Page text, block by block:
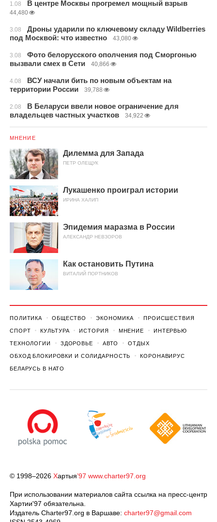
1.08 В центре Москвы прогремел мощный взрыв
44,480
3.08
Дроны ударили по ключевому складу Wildberries
под Москвой: что известно
43,080
3.08
Фото белорусского ополчения под Сморгонью
вызвали смех в Сети
40,866
4.08
ВСУ начали бить по новым объектам на
территории России
39,788
2.08
В Беларуси ввели новое ограничение для
владельцев частных участков
34,922
МНЕНИЕ
Дилемма для Запада
ПЕТР ОЛЕЩУК
Лукашенко проиграл истории
ИРИНА ХАЛИП
Эпидемия маразма в России
АЛЕКСАНДР НЕВЗОРОВ
Как остановить Путина
ВИТАЛИЙ ПОРТНИКОВ
ПОЛИТИКА ОБЩЕСТВО ЭКОНОМИКА ПРОИСШЕСТВИЯ
СПОРТ КУЛЬТУРА ИСТОРИЯ МНЕНИЕ ИНТЕРВЬЮ
ТЕХНОЛОГИИ ЗДОРОВЬЕ АВТО ОТДЫХ
ОБХОД БЛОКИРОВКИ И СОЛИДАРНОСТЬ КОРОНАВИРУС
БЕЛАРУСЬ В НАТО
© 1998–2026 Хартыя’97 www.charter97.org
При использовании материалов сайта ссылка на пресс-центр
Хартии'97 обязательна.
Издатель Charter97.org в Варшаве: charter97@gmail.com